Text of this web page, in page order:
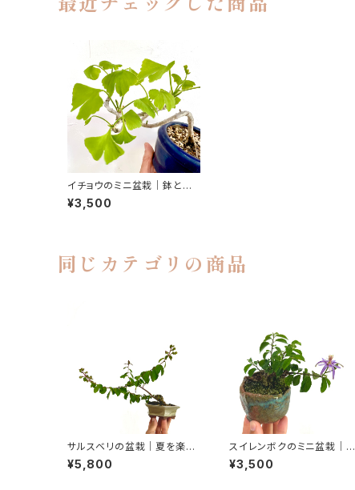
最近チェックした商品
イチョウのミニ盆栽｜鉢との
コントラストを楽しむ一点物｜
高さ約14cm
¥3,500
同じカテゴリの商品
サルスベリの盆栽｜夏を楽し
む一点物｜高さ約20cm
¥5,800
スイレンボクのミニ盆栽｜花
を楽しむ一点物｜高さ約10c
m
¥3,500